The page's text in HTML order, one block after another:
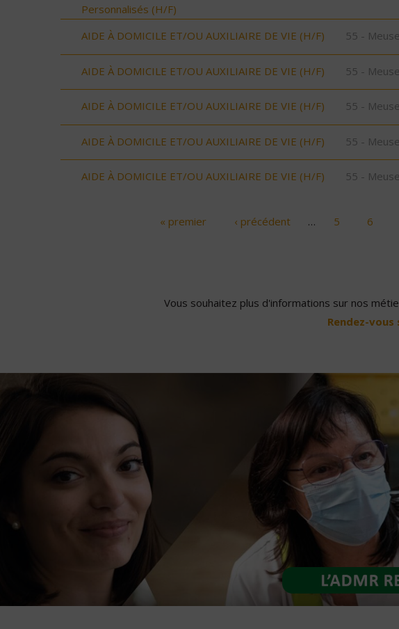
Personnalisés (H/F)
AIDE À DOMICILE ET/OU AUXILIAIRE DE VIE (H/F) 55 - Meuse
AIDE À DOMICILE ET/OU AUXILIAIRE DE VIE (H/F) 55 - Meuse
AIDE À DOMICILE ET/OU AUXILIAIRE DE VIE (H/F) 55 - Meuse
AIDE À DOMICILE ET/OU AUXILIAIRE DE VIE (H/F) 55 - Meuse
AIDE À DOMICILE ET/OU AUXILIAIRE DE VIE (H/F) 55 - Meuse
« premier ‹ précédent … 5 6
Vous souhaitez plus d'informations sur nos
Rendez-